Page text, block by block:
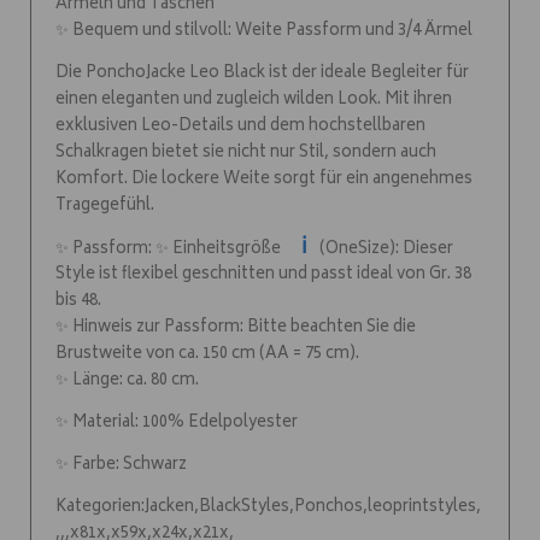
✨ Bequem und stilvoll: Weite Passform und 3/4 Ärmel
Die PonchoJacke Leo Black ist der ideale Begleiter für
einen eleganten und zugleich wilden Look. Mit ihren
exklusiven Leo-Details und dem hochstellbaren
Schalkragen bietet sie nicht nur Stil, sondern auch
Komfort. Die lockere Weite sorgt für ein angenehmes
Tragegefühl.
✨ Passform: ✨ Einheitsgröße
ℹ️ (OneSize): Dieser
Style ist flexibel geschnitten und passt ideal von Gr. 38
bis 48.
✨ Hinweis zur Passform: Bitte beachten Sie die
Brustweite von ca. 150 cm (AA = 75 cm).
✨ Länge: ca. 80 cm.
✨ Material: 100% Edelpolyester
✨ Farbe: Schwarz
Kategorien:Jacken,BlackStyles,Ponchos,leoprintstyles,